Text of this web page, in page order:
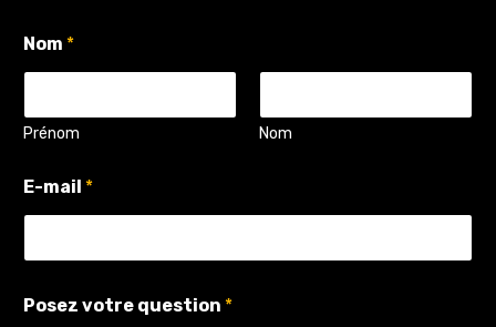
Nom *
Prénom Nom
u
e
t
o
n
E-mail *
Posez votre question *